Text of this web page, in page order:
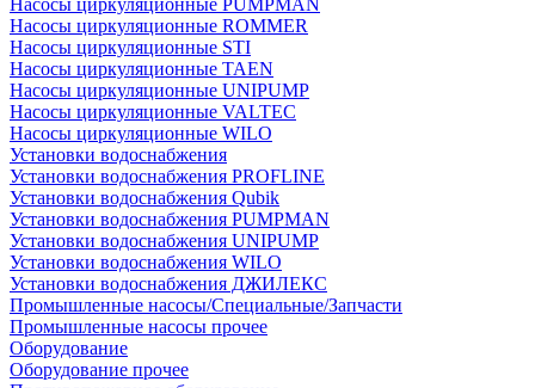
Насосы циркуляционные PUMPMAN
Насосы циркуляционные ROMMER
Насосы циркуляционные STI
Насосы циркуляционные TAEN
Насосы циркуляционные UNIPUMP
Насосы циркуляционные VALTEC
Насосы циркуляционные WILO
Установки водоснабжения
Установки водоснабжения PROFLINE
Установки водоснабжения Qubik
Установки водоснабжения PUMPMAN
Установки водоснабжения UNIPUMP
Установки водоснабжения WILO
Установки водоснабжения ДЖИЛЕКС
Промышленные насосы/Специальные/Запчасти
Промышленные насосы прочее
Оборудование
Оборудование прочее